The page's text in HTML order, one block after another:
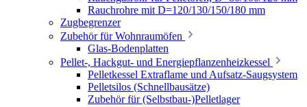
Rauchrohre mit D=120/130/150/180 mm
Zugbegrenzer
Zubehör für Wohnraumöfen
Glas-Bodenplatten
Pellet-, Hackgut- und Energiepflanzenheizkessel
Pelletkessel Extraflame und Aufsatz-Saugsystem
Pelletsilos (Schnellbausätze)
Zubehör für (Selbstbau-)Pelletlager